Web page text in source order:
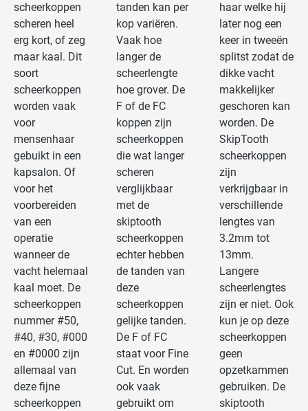
scheerkoppen
scheren heel
erg kort, of zeg
maar kaal. Dit
soort
scheerkoppen
worden vaak
voor
mensenhaar
gebuikt in een
kapsalon. Of
voor het
voorbereiden
van een
operatie
wanneer de
vacht helemaal
kaal moet. De
scheerkoppen
nummer #50,
#40, #30, #000
en #0000 zijn
allemaal van
deze fijne
scheerkoppen
tanden kan per
kop variëren.
Vaak hoe
langer de
scheerlengte
hoe grover. De
F of de FC
koppen zijn
scheerkoppen
die wat langer
scheren
verglijkbaar
met de
skiptooth
scheerkoppen
echter hebben
de tanden van
deze
scheerkoppen
gelijke tanden.
De F of FC
staat voor Fine
Cut. En worden
ook vaak
gebruikt om
haar welke hij
later nog een
keer in tweeën
splitst zodat de
dikke vacht
makkelijker
geschoren kan
worden. De
SkipTooth
scheerkoppen
zijn
verkrijgbaar in
verschillende
lengtes van
3.2mm tot
13mm.
Langere
scheerlengtes
zijn er niet. Ook
kun je op deze
scheerkoppen
geen
opzetkammen
gebruiken. De
skiptooth